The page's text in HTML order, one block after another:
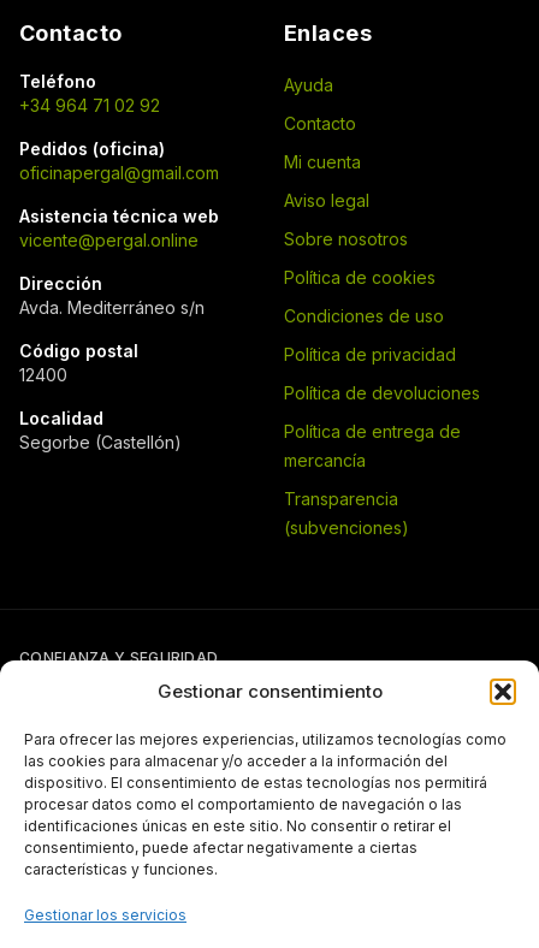
Gestionar consentimiento
Para ofrecer las mejores experiencias, utilizamos tecnologías como
las cookies para almacenar y/o acceder a la información del
dispositivo. El consentimiento de estas tecnologías nos permitirá
procesar datos como el comportamiento de navegación o las
identificaciones únicas en este sitio. No consentir o retirar el
consentimiento, puede afectar negativamente a ciertas
características y funciones.
Gestionar los servicios
Contacto
Teléfono
+34 964 71 02 92
Pedidos (oficina)
oficinapergal@gmail.com
Asistencia técnica web
vicente@pergal.online
Dirección
Avda. Mediterráneo s/n
Código postal
12400
Localidad
Segorbe (Castellón)
Enlaces
Ayuda
Contacto
Mi cuenta
Aviso legal
Sobre nosotros
Política de cookies
Condiciones de uso
Política de privacidad
Política de devoluciones
Política de entrega de
mercancía
Transparencia
(subvenciones)
CONFIANZA Y SEGURIDAD
Si tienes otra forma de pago pactada con Pergal (giro, transferencia,
etc.), puedes seguir usándola con normalidad.
TRANSPARENCIA